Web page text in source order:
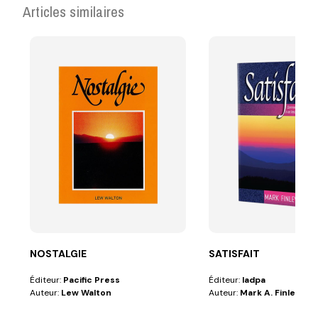
Articles similaires
NOSTALGIE
Éditeur: Pacific Press
Auteur: Lew Walton
SATISFAIT
Éditeur: Iadpa
Auteur: Mark A. Finley